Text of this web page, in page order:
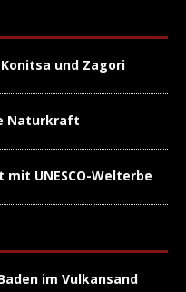
und Zagori
Naturkraft
UNESCO-Welterbe
im Vulkansand